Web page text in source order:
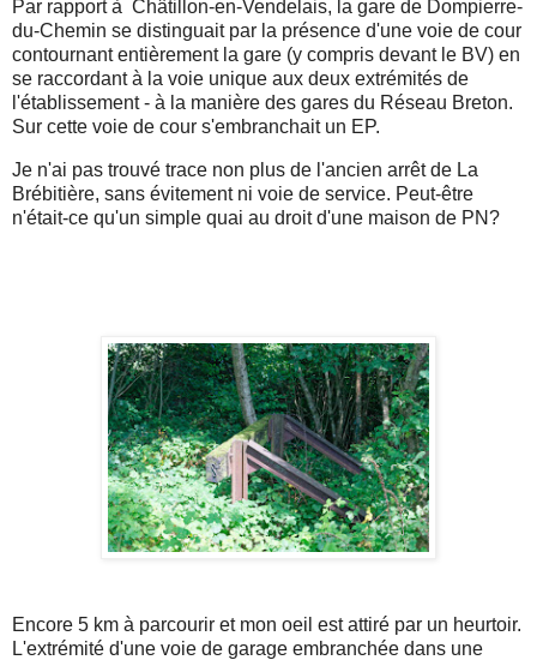
Par rapport à Châtillon-en-Vendelais, la gare de Dompierre-
du-Chemin se distinguait par la présence d'une voie de cour
contournant entièrement la gare (y compris devant le BV) en
se raccordant à la voie unique aux deux extrémités de
l'établissement - à la manière des gares du Réseau Breton.
Sur cette voie de cour s'embranchait un EP.
Je n'ai pas trouvé trace non plus de l'ancien arrêt de La
Brébitière, sans évitement ni voie de service. Peut-être
n'était-ce qu'un simple quai au droit d'une maison de PN?
Encore 5 km à parcourir et mon oeil est attiré par un heurtoir.
L'extrémité d'une voie de garage embranchée dans une